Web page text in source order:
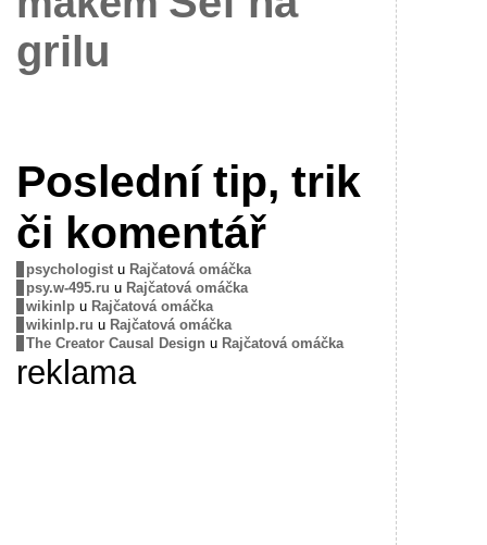
grilu
Poslední tip, trik
či komentář
psychologistu Rajčatová omáčka
psy.w-495.ru u Rajčatová omáčka
wikinlpu Rajčatová omáčka
wikinlp.ru u Rajčatová omáčka
The Creator Causal Design u Rajčatová omáčka
reklama